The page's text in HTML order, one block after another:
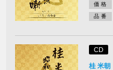
価 格
品 番
CD
桂 米朝